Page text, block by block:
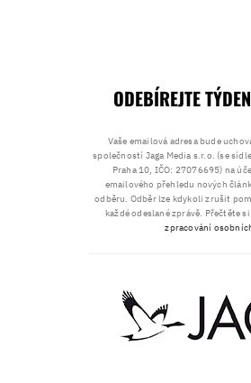
ODEBÍREJTE
Vaše emailová adresa bude
společností Jaga Media s.r.o. (se
Praha 10, IČO: 27076695) na
emailového přehledu nových
odběru. Odběr lze kdykoli zrušit
každé odeslané zprávě. Přečtěte
zpracování